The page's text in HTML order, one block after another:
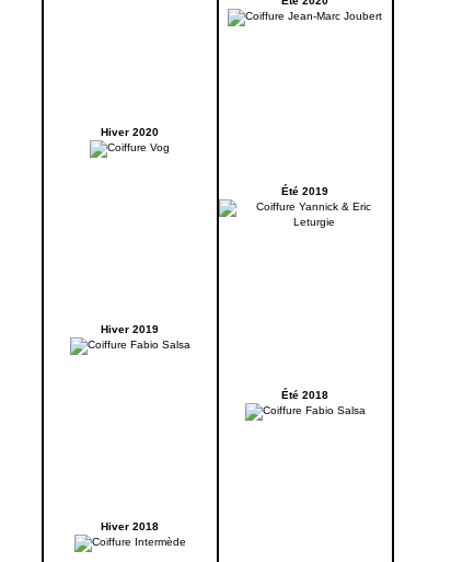
Hiver 2020
Hiver 2019
Hiver 2018
Été 2019
Été 2018